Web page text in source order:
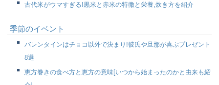
古代米がウマすぎる!黒米と赤米の特徴と栄養,炊き方を紹介
季節のイベント
バレンタインはチョコ以外で決まり!彼氏や旦那が喜ぶプレゼント
8選
恵方巻きの食べ方と恵方の意味[いつから始まったのかと由来も紹